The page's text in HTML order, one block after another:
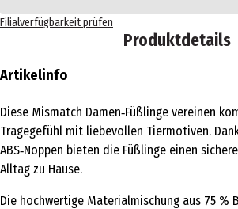
Filialverfügbarkeit prüfen
Produktdetails
Artikelinfo
Diese Mismatch Damen‑Füßlinge vereinen
Tragegefühl mit liebevollen Tiermotiven.
ABS‑Noppen bieten die Füßlinge einen
Alltag zu Hause.
Die hochwertige Materialmischung aus 75 %